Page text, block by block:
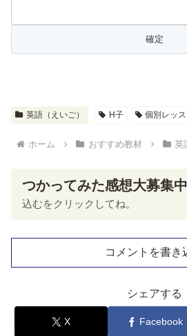
英語（えいご） H子 個別レッ
ホーム おすすめ教材 英
つかってみた感想大募集
込むをクリックしてね。
コメントを書き
シェアする
X Facebook